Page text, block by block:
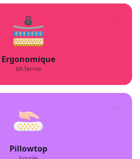
Ergonomique
Mi ferme
Pillowtop